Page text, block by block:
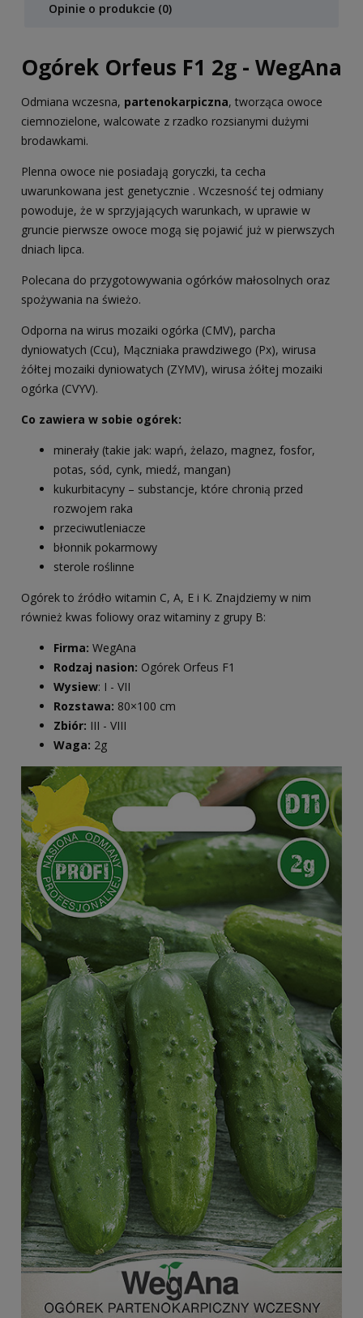
Opinie o produkcie (0)
Ogórek Orfeus F1 2g - WegAna
Odmiana wczesna, partenokarpiczna, tworząca owoce
ciemnozielone, walcowate z rzadko rozsianymi dużymi
brodawkami.
Plenna owoce nie posiadają goryczki, ta cecha
uwarunkowana jest genetycznie . Wczesność tej odmiany
powoduje, że w sprzyjających warunkach, w uprawie w
gruncie pierwsze owoce mogą się pojawić już w pierwszych
dniach lipca.
Polecana do przygotowywania ogórków małosolnych oraz
spożywania na świeżo.
Odporna na wirus mozaiki ogórka (CMV), parcha
dyniowatych (Ccu), Mączniaka prawdziwego (Px), wirusa
żółtej mozaiki dyniowatych (ZYMV), wirusa żółtej mozaiki
ogórka (CVYV).
Co zawiera w sobie ogórek:
minerały (takie jak: wapń, żelazo, magnez, fosfor,
potas, sód, cynk, miedź, mangan)
kukurbitacyny – substancje, które chronią przed
rozwojem raka
przeciwutleniacze
błonnik pokarmowy
sterole roślinne
Ogórek to źródło witamin C, A, E i K. Znajdziemy w nim
również kwas foliowy oraz witaminy z grupy B:
Firma: WegAna
Rodzaj nasion: Ogórek Orfeus F1
Wysiew: I - VII
Rozstawa: 80×100 cm
Zbiór: III - VIII
Waga: 2g